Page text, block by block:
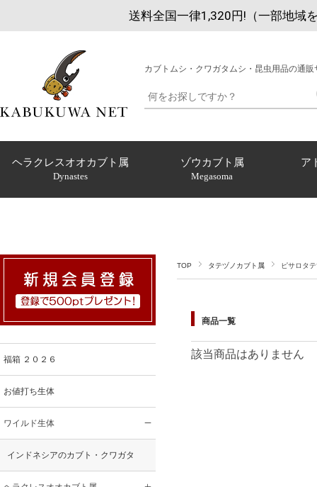
送料全国一律1,320円!（一部地域
カブトムシ・クワガタムシ・昆虫用品の通販
ヘラクレスオオカブト属
Dynastes
ゾウカブト属
Megasoma
ア
TOP タテヅノカブト属 ピサロタ
商品一覧
該当商品はありません
福箱 ２０２６
お値打ち生体
ワイルド生体
インドネシアのカブト・クワガタ